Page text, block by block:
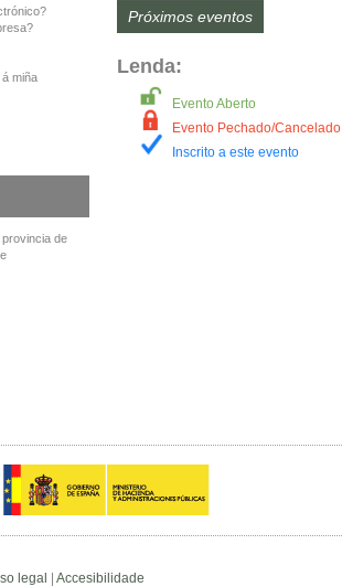
miña
de
Próximos eventos
Lenda:
Evento Aberto
Evento Pechado/Cancelado
Inscrito a este evento
legal Accesibilidade